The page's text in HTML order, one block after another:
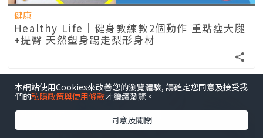
健康
Healthy Life｜健身教練教2個動作 重點瘦大腿
+提臀 天然塑身踢走梨形身材
本網站使用Cookies來改善您的瀏覽體驗, 請確定您同意及接受我
們的私隱政策與使用條款才繼續瀏覽。
同意及關閉